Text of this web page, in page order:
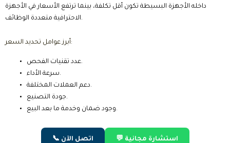
داخله الأجهزة البسيطة تكون أقل تكلفة، بينما ترتفع الأسعار في الأجهزة
الاحترافية متعددة الوظائف.
أبرز عوامل تحديد السعر:
عدد تقنيات الفحص.
سرعة الأداء.
دعم العملات المختلفة.
جودة التصنيع.
وجود ضمان وخدمة ما بعد البيع.
📞 اتصل الآن 💬 استشارة مجانية